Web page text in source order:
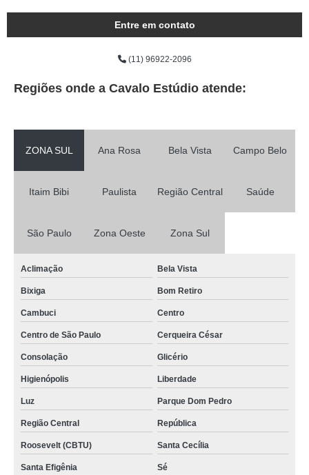
Entre em contato
(11) 96922-2096
Regiões onde a Cavalo Estúdio atende:
ZONA SUL Ana Rosa Bela Vista Campo Belo
Itaim Bibi Paulista Região Central Saúde
São Paulo Zona Oeste Zona Sul
Aclimação Bela Vista
Bixiga Bom Retiro
Cambuci Centro
Centro de São Paulo Cerqueira César
Consolação Glicério
Higienópolis Liberdade
Luz Parque Dom Pedro
Região Central República
Roosevelt (CBTU) Santa Cecília
Santa Efigênia Sé